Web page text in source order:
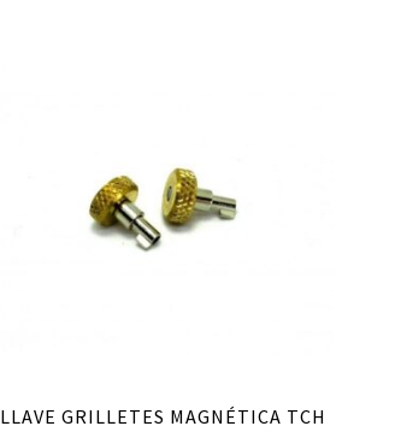
LLAVE GRILLETES MAGNÉTICA TCH